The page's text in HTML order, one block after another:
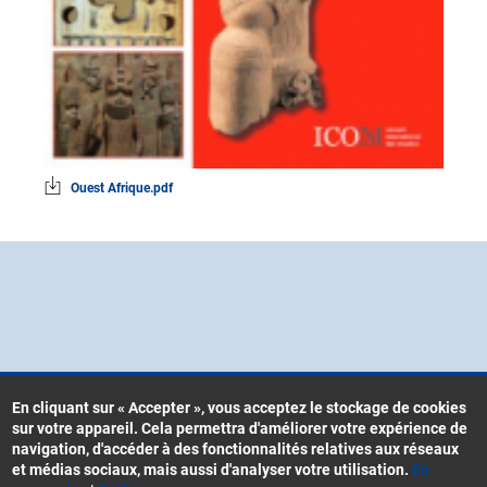
Ouest Afrique.pdf
Menu
Contacts
CGU
En cliquant sur « Accepter », vous acceptez le stockage de cookies
sur votre appareil. Cela permettra d'améliorer votre expérience de
navigation, d'accéder à des fonctionnalités relatives aux réseaux
et médias sociaux, mais aussi d'analyser votre utilisation. En